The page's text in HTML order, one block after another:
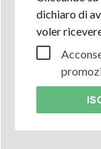
dichiaro di
voler